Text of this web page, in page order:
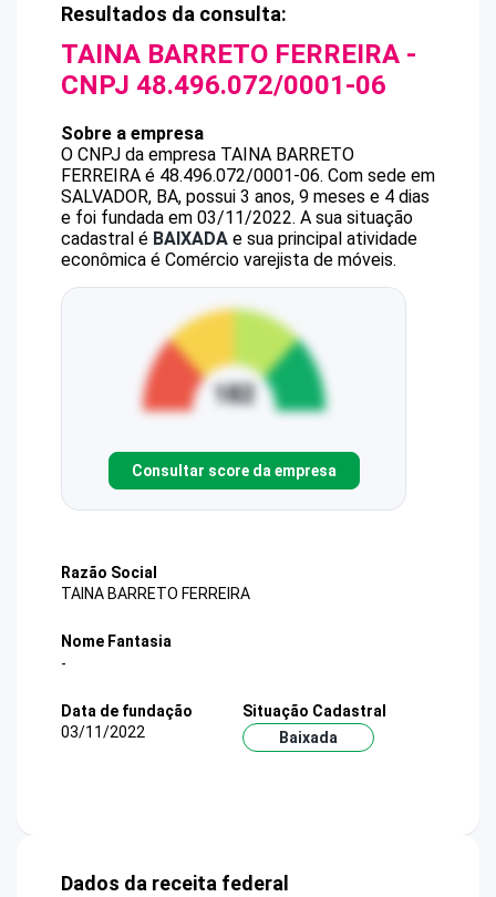
Resultados da consulta:
TAINA BARRETO FERREIRA -
CNPJ 48.496.072/0001-06
Sobre a empresa
O CNPJ da empresa TAINA BARRETO
FERREIRA é 48.496.072/0001-06. Com sede em
SALVADOR, BA, possui 3 anos, 9 meses e 4 dias
e foi fundada em 03/11/2022. A sua situação
cadastral é BAIXADA e sua principal atividade
econômica é Comércio varejista de móveis.
Consultar score da empresa
Razão Social
TAINA BARRETO FERREIRA
Nome Fantasia
-
Data de fundação
03/11/2022
Situação Cadastral
Baixada
Dados da receita federal